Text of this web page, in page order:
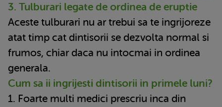
3. Tulburari legate de ordinea de eruptie
Aceste tulburari nu ar trebui sa te ingrijoreze
atat timp cat dintisorii se dezvolta normal si
frumos, chiar daca nu intocmai in ordinea
generala.
Cum sa ii ingrijesti dintisorii in primele luni?
1. Foarte multi medici prescriu inca din